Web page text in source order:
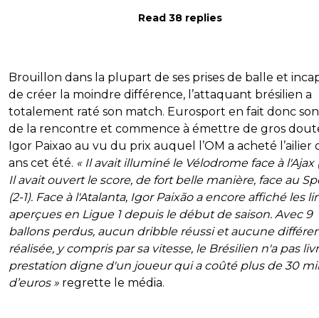
Read 38 replies
Brouillon dans la plupart de ses prises de balle et
de créer la moindre différence, l’attaquant brésilien a
totalement raté son match. Eurosport en fait donc
de la rencontre et commence à émettre de gros
Igor Paixao au vu du prix auquel l’OM a acheté l’ailier
ans cet été. « Il avait illuminé le Vélodrome face à l'Ajax
Il avait ouvert le score, de fort belle manière, face au
(2-1). Face à l'Atalanta, Igor Paixão a encore affiché les
aperçues en Ligue 1 depuis le début de saison. Avec 9
ballons perdus, aucun dribble réussi et aucune
réalisée, y compris par sa vitesse, le Brésilien n'a pas
prestation digne d'un joueur qui a coûté plus de 30
d’euros » regrette le média.